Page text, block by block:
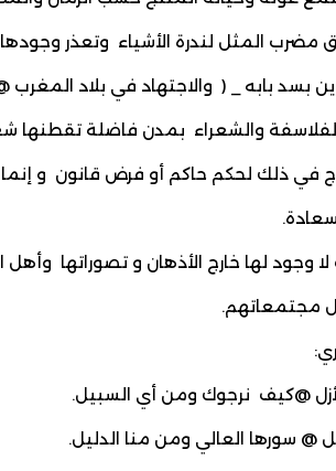
مضرب المثل لندرة الأشياء وتعذر
بسد بابه _ ( والاجتهاد في بلاد
والشعراء بمدن فاضلة تقطنها
في ذلك لحكم حاكم أو فرض قانون و إنما
وجود لها خارج الأذهان و تصوراتها وأهل
مجتمعاتهم.
@كيف نرجوك ومن أي السبيل.
@ سورها العالي ومن منا الدليل.